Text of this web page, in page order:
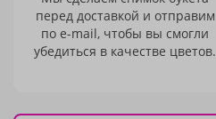
перед доставкой и отправим
по e-mail, чтобы вы смогли
убедиться в качестве цветов.